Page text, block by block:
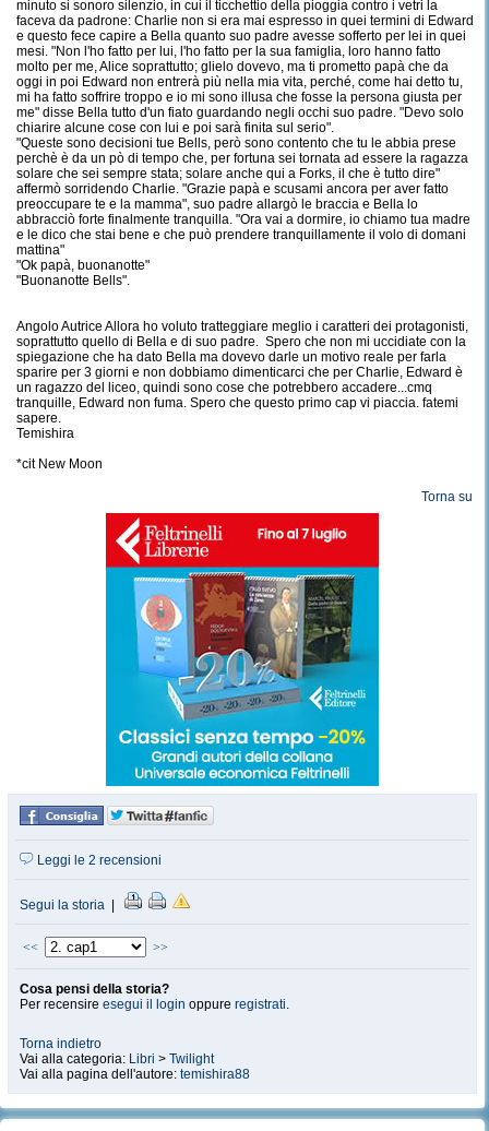
minuto si sonoro silenzio, in cui il ticchettio della pioggia contro i vetri la
faceva da padrone: Charlie non si era mai espresso in quei termini di Edward
e questo fece capire a Bella quanto suo padre avesse sofferto per lei in quei
mesi. "Non l'ho fatto per lui, l'ho fatto per la sua famiglia, loro hanno fatto
molto per me, Alice soprattutto; glielo dovevo, ma ti prometto papà che da
oggi in poi Edward non entrerà più nella mia vita, perché, come hai detto tu,
mi ha fatto soffrire troppo e io mi sono illusa che fosse la persona giusta per
me" disse Bella tutto d'un fiato guardando negli occhi suo padre. "Devo solo
chiarire alcune cose con lui e poi sarà finita sul serio".
"Queste sono decisioni tue Bells, però sono contento che tu le abbia prese
perchè è da un pò di tempo che, per fortuna sei tornata ad essere la ragazza
solare che sei sempre stata; solare anche qui a Forks, il che è tutto dire"
affermò sorridendo Charlie. "Grazie papà e scusami ancora per aver fatto
preoccupare te e la mamma", suo padre allargò le braccia e Bella lo
abbracciò forte finalmente tranquilla. "Ora vai a dormire, io chiamo tua madre
e le dico che stai bene e che può prendere tranquillamente il volo di domani
mattina"
"Ok papà, buonanotte"
"Buonanotte Bells".
Angolo Autrice Allora ho voluto tratteggiare meglio i caratteri dei protagonisti,
soprattutto quello di Bella e di suo padre. Spero che non mi uccidiate con la
spiegazione che ha dato Bella ma dovevo darle un motivo reale per farla
sparire per 3 giorni e non dobbiamo dimenticarci che per Charlie, Edward è
un ragazzo del liceo, quindi sono cose che potrebbero accadere...cmq
tranquille, Edward non fuma. Spero che questo primo cap vi piaccia. fatemi
sapere.
Temishira
*cit New Moon
Torna su
Leggi le 2 recensioni
Segui la storia
<< >>
Cosa pensi della storia?
Per recensire esegui il login oppure registrati.
Torna indietro
Vai alla categoria: Libri > Twilight
Vai alla pagina dell'autore: temishira88